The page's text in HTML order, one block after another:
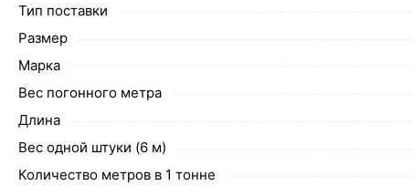
Тип поставки
Размер
Марка
Вес погонного метра
Длина
Вес одной штуки (6 м)
Количество метров в 1 тонне